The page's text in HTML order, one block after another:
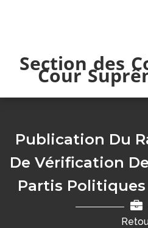
Section des
Cour
Publication Du
De Vérification
Partis Politiques